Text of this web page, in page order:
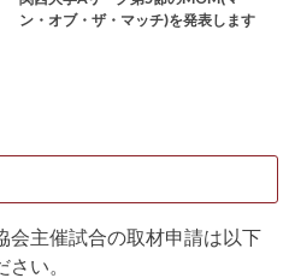
ン・オブ・ザ・マッチ)を発表します
会主催試合の取材申請は以下
い。